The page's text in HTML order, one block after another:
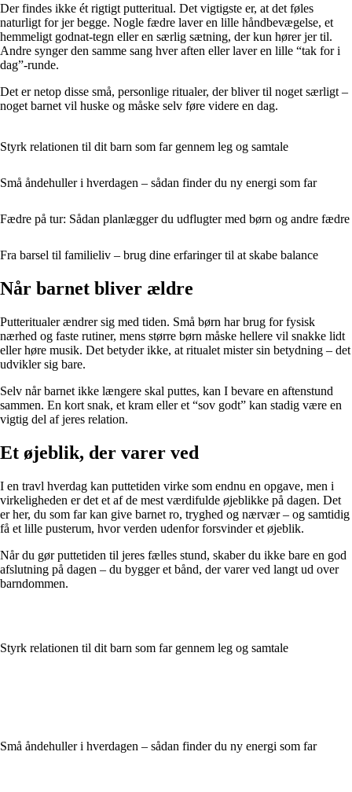
Der findes ikke ét rigtigt putteritual. Det vigtigste er, at det føles
naturligt for jer begge. Nogle fædre laver en lille håndbevægelse, et
hemmeligt godnat-tegn eller en særlig sætning, der kun hører jer til.
Andre synger den samme sang hver aften eller laver en lille “tak for i
dag”-runde.
Det er netop disse små, personlige ritualer, der bliver til noget særligt –
noget barnet vil huske og måske selv føre videre en dag.
Styrk relationen til dit barn som far gennem leg og samtale
Små åndehuller i hverdagen – sådan finder du ny energi som far
Fædre på tur: Sådan planlægger du udflugter med børn og andre fædre
Fra barsel til familieliv – brug dine erfaringer til at skabe balance
Når barnet bliver ældre
Putteritualer ændrer sig med tiden. Små børn har brug for fysisk
nærhed og faste rutiner, mens større børn måske hellere vil snakke lidt
eller høre musik. Det betyder ikke, at ritualet mister sin betydning – det
udvikler sig bare.
Selv når barnet ikke længere skal puttes, kan I bevare en aftenstund
sammen. En kort snak, et kram eller et “sov godt” kan stadig være en
vigtig del af jeres relation.
Et øjeblik, der varer ved
I en travl hverdag kan puttetiden virke som endnu en opgave, men i
virkeligheden er det et af de mest værdifulde øjeblikke på dagen. Det
er her, du som far kan give barnet ro, tryghed og nærvær – og samtidig
få et lille pusterum, hvor verden udenfor forsvinder et øjeblik.
Når du gør puttetiden til jeres fælles stund, skaber du ikke bare en god
afslutning på dagen – du bygger et bånd, der varer ved langt ud over
barndommen.
Styrk relationen til dit barn som far gennem leg og samtale
Små åndehuller i hverdagen – sådan finder du ny energi som far